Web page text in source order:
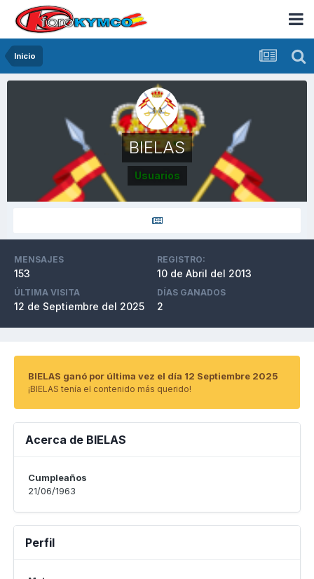
Inicio
BIELAS
Usuarios
MENSAJES
153
REGISTRO:
10 de Abril del 2013
ÚLTIMA VISITA
12 de Septiembre del 2025
DÍAS GANADOS
2
BIELAS ganó por última vez el día 12 Septiembre 2025
¡BIELAS tenía el contenido más querido!
Acerca de BIELAS
Cumpleaños
21/06/1963
Perfil